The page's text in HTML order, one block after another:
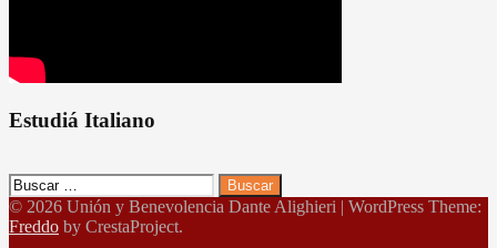
Estudiá Italiano
Buscar:
© 2026 Unión y Benevolencia Dante Alighieri | WordPress Theme:
Freddo by CrestaProject.